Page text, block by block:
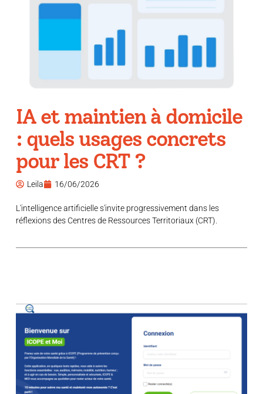
IA et maintien à domicile
: quels usages concrets
pour les CRT ?
Leila 16/06/2026
L'intelligence artificielle s'invite progressivement dans les
réflexions des Centres de Ressources Territoriaux (CRT).